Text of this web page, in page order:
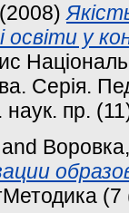
(2008)
освіти у
Серія.
наук. пр.
and
(7